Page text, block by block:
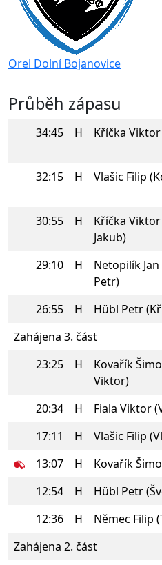
Orel Dolní Bojanovice
Průběh zápasu
34:45 H Kříčka
32:15
H Vlašic Filip
30:55
H
Kříčka Viktor
Jakub)
29:10
H
Netopilík
Petr)
26:55
H Hübl Petr
Zahájena 3. část
23:25
H
Kovařík
Viktor)
20:34 H Fiala Viktor
17:11
H Vlašic Filip
13:07
H Kovařík
12:54
H Hübl Petr
12:36
H Němec Filip
Zahájena 2. část